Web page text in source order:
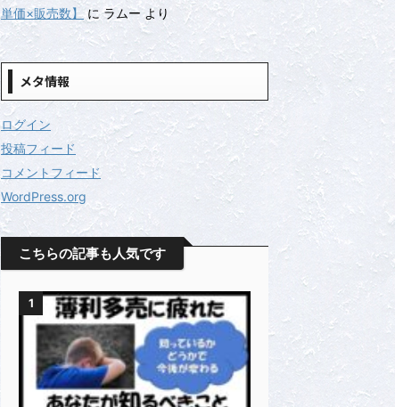
単価×販売数】にラムーより
メタ情報
ログイン
投稿フィード
コメントフィード
WordPress.org
こちらの記事も人気です
1